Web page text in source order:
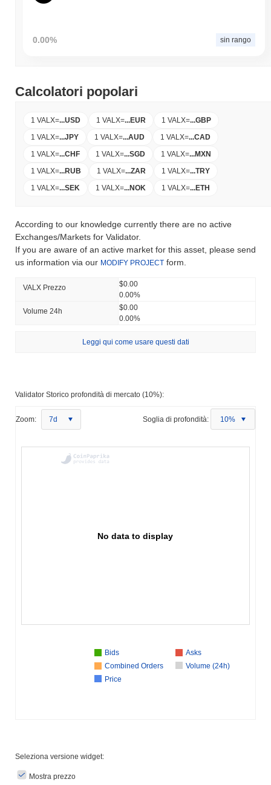
0.00% sin rango
Calcolatori popolari
1 VALX=...USD 1 VALX=...EUR 1 VALX=...GBP
1 VALX=...JPY 1 VALX=...AUD 1 VALX=...CAD
1 VALX=...CHF 1 VALX=...SGD 1 VALX=...MXN
1 VALX=...RUB 1 VALX=...ZAR 1 VALX=...TRY
1 VALX=...SEK 1 VALX=...NOK 1 VALX=...ETH
According to our knowledge currently there are no active
Exchanges/Markets for Validator.
If you are aware of an active market for this asset, please send
us information via our MODIFY PROJECT form.
VALX Prezzo
$0.00
0.00%
Volume 24h
$0.00
0.00%
Leggi qui come usare questi dati
Validator Storico profondità di mercato (10%):
Zoom: 7d Soglia di profondità: 10%
No data to display
Bids
Asks
Combined Orders
Volume (24h)
Price
Seleziona versione widget:
Mostra prezzo